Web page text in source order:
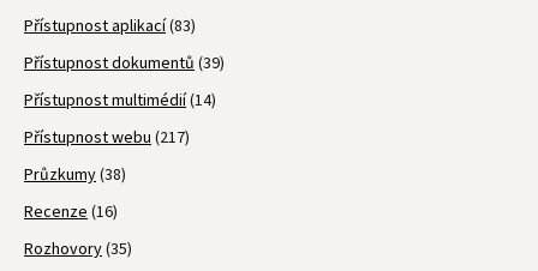
Přístupnost aplikací(83)
Přístupnost dokumentů (39)
Přístupnost multimédií(14)
Přístupnost webu (217)
Průzkumy(38)
Recenze (16)
Rozhovory(35)